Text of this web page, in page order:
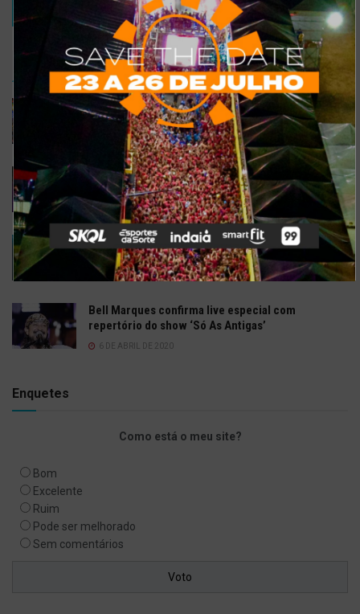
TRENDING COMMENTS RECENTES
Confira a programação completa do São João de
Maracanaú 2022
19 DE JULHO DE 2022
Confira 5 restaurantes temáticos em Fortaleza
para visitar neste feriado
6 DE SETEMBRO DE 2021
Gusttavo Lima inicia venda de ingressos para
festival em navio luxuoso; saiba mais
9 DE JULHO DE 2021
Bell Marques confirma live especial com
repertório do show ‘Só As Antigas’
6 DE ABRIL DE 2020
Enquetes
Como está o meu site?
Bom
Excelente
Ruim
Pode ser melhorado
Sem comentários